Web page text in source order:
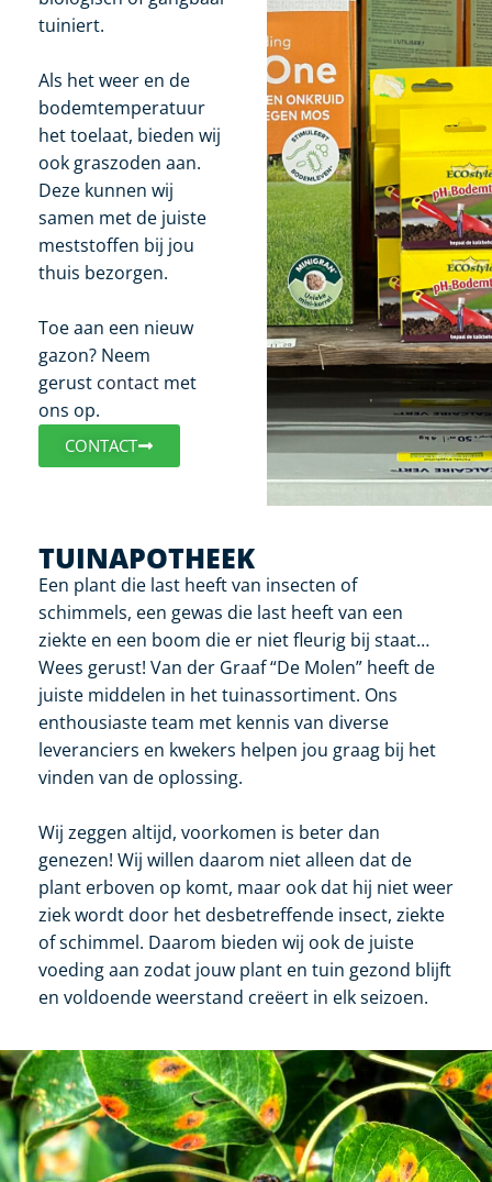
tuiniert.
Als het weer en de
bodemtemperatuur
het toelaat, bieden wij
ook graszoden aan.
Deze kunnen wij
samen met de juiste
meststoffen bij jou
thuis bezorgen.
Toe aan een nieuw
gazon? Neem
gerust contact met
ons op.
CONTACT
TUINAPOTHEEK
Een plant die last heeft van insecten of
schimmels, een gewas die last heeft van een
ziekte en een boom die er niet fleurig bij staat…
Wees gerust! Van der Graaf “De Molen” heeft de
juiste middelen in het tuinassortiment. Ons
enthousiaste team met kennis van diverse
leveranciers en kwekers helpen jou graag bij het
vinden van de oplossing.
Wij zeggen altijd, voorkomen is beter dan
genezen! Wij willen daarom niet alleen dat de
plant erboven op komt, maar ook dat hij niet weer
ziek wordt door het desbetreffende insect, ziekte
of schimmel. Daarom bieden wij ook de juiste
voeding aan zodat jouw plant en tuin gezond blijft
en voldoende weerstand creëert in elk seizoen.